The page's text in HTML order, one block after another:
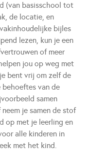
(van basisschool tot
de locatie, en
bijles
lezen, kun je een
of meer
jou op weg met
bent vrij om zelf de
behoeftes van de
samen
je samen de stof
op met je leerling en
alle kinderen in
met het kind.